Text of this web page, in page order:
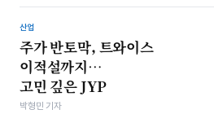
산업
주가 반토막, 트와이스
이적설까지…
고민 깊은 JYP
박형민 기자